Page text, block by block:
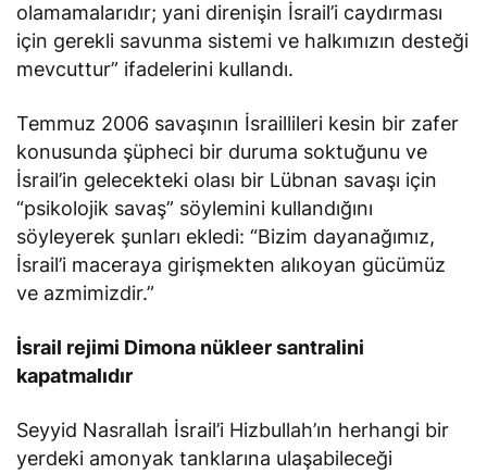
için gerekli savunma sistemi ve halkımızın desteği
mevcuttur” ifadelerini kullandı.
Temmuz 2006 savaşının İsraillileri kesin bir zafer
konusunda şüpheci bir duruma soktuğunu ve
İsrail’in gelecekteki olası bir Lübnan savaşı için
“psikolojik savaş” söylemini kullandığını
söyleyerek şunları ekledi: “Bizim dayanağımız,
İsrail’i maceraya girişmekten alıkoyan gücümüz
ve azmimizdir.”
İsrail rejimi Dimona nükleer santralini
kapatmalıdır
Seyyid Nasrallah İsrail’i Hizbullah’ın herhangi bir
yerdeki amonyak tanklarına ulaşabileceği